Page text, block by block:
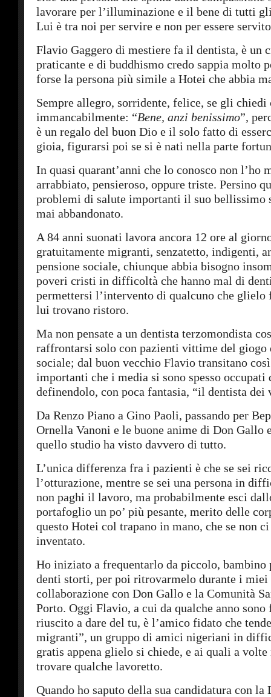
lavorare per l’illuminazione e il bene di tutti
Lui è tra noi per servire e non per essere
Flavio Gaggero di mestiere fa il dentista, è un
praticante e di buddhismo credo sappia molto
forse la persona più simile a Hotei che abbia
Sempre allegro, sorridente, felice, se gli chiedi
immancabilmente: “Bene, anzi benissimo”,
è un regalo del buon Dio e il solo fatto di
gioia, figurarsi poi se si è nati nella parte
In quasi quarant’anni che lo conosco non l’ho
arrabbiato, pensieroso, oppure triste. Persino
problemi di salute importanti il suo bellissimo
mai abbandonato.
A 84 anni suonati lavora ancora 12 ore al
gratuitamente migranti, senzatetto, indigenti,
pensione sociale, chiunque abbia bisogno
poveri cristi in difficoltà che hanno mal di
permettersi l’intervento di qualcuno che glielo
lui trovano ristoro.
Ma non pensate a un dentista terzomondista
raffrontarsi solo con pazienti vittime del giogo
sociale; dal buon vecchio Flavio transitano
importanti che i media si sono spesso
definendolo, con poca fantasia, “il dentista dei
Da Renzo Piano a Gino Paoli, passando per
Ornella Vanoni e le buone anime di Don Gallo
quello studio ha visto davvero di tutto.
L’unica differenza fra i pazienti è che se sei
l’otturazione, mentre se sei una persona in
non paghi il lavoro, ma probabilmente esci
portafoglio un po’ più pesante, merito delle
questo Hotei col trapano in mano, che se non
inventato.
Ho iniziato a frequentarlo da piccolo, bambino
denti storti, per poi ritrovarmelo durante i miei
collaborazione con Don Gallo e la Comunità
Porto. Oggi Flavio, a cui da qualche anno sono
riuscito a dare del tu, è l’amico fidato che
migranti”, un gruppo di amici nigeriani in
gratis appena glielo si chiede, e ai quali a volte
trovare qualche lavoretto.
Quando ho saputo della sua candidatura con la